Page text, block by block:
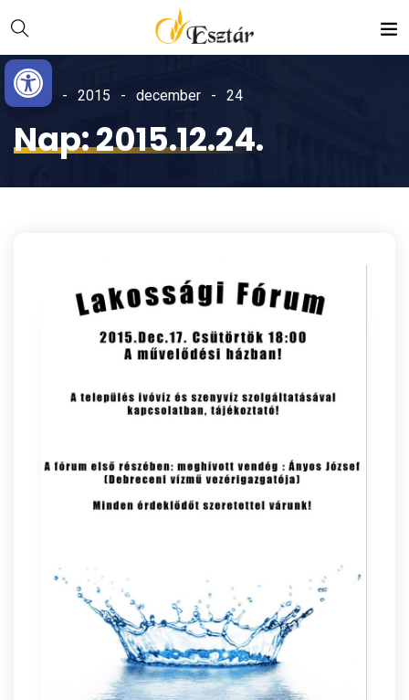
Eszköztár megnyitása
Content
navigációhoz
Home
2015 december 24
Nap:2015.12.24.